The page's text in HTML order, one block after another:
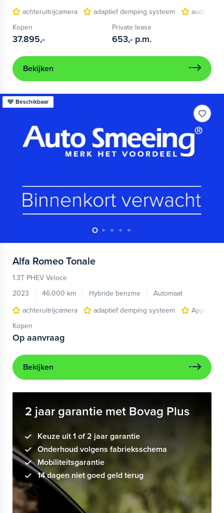
achteruitrijcamera
adaptief demping systeem
audio
Kopen
37.895,-
Private lease
653,- p.m.
Bekijken
Beschikbaar
Alfa Romeo Tonale
1.3T PHEV Veloce
2023
46.000 km Hybride benzine
Automaat
achteruitrijcamera
adaptief demping systeem
Apple
Kopen
Op aanvraag
Bekijken
2 jaar garantie met Bovag Plus
Keuze uit 1 of 2 jaar garantie
Onderhoud volgens fabrieksschema
Mobiliteitsgarantie
14 dagen niet goed geld terug